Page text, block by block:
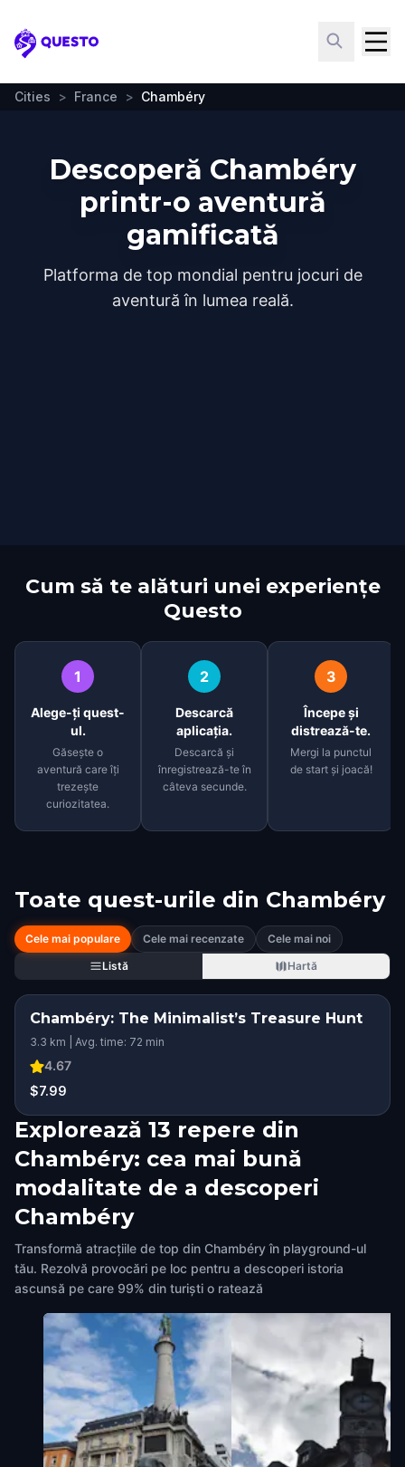
Questo
Cities > France > Chambéry
Descoperă Chambéry
printr-o aventură
gamificată
Platforma de top mondial pentru jocuri de
aventură în lumea reală.
Cum să te alături unei experiențe
Questo
1
Alege-ți quest-
ul.
Găsește o
aventură care îți
trezește
curiozitatea.
2
Descarcă
aplicația.
Descarcă și
înregistrează-te în
câteva secunde.
3
Începe și
distrează-te.
Mergi la punctul
de start și joacă!
Toate quest-urile din Chambéry
Cele mai populare Cele mai recenzate
Cele mai noi
Listă
Hartă
Chambéry: The Minimalist’s Treasure Hunt
3.3 km | Avg. time: 72 min
4.67
$7.99
Explorează 13 repere din
Chambéry: cea mai bună
modalitate de a descoperi
Chambéry
Transformă atracțiile de top din Chambéry în playground-ul
tău. Rezolvă provocări pe loc pentru a descoperi istoria
ascunsă pe care 99% din turiști o ratează